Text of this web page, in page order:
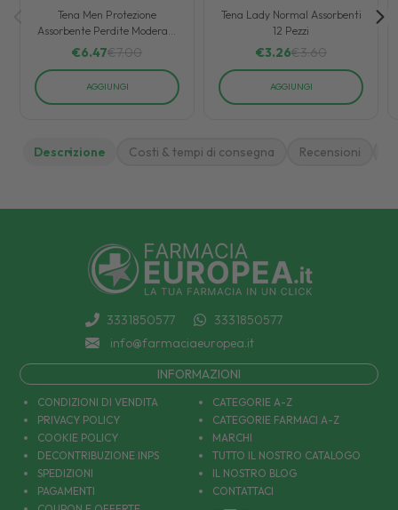
Tena Men Protezione
Assorbente Perdite Moderate
e Pesanti Livello 3 8 Pezzi
€6.47€7.00
AGGIUNGI
Tena Lady Normal Assorbenti
12 Pezzi
€3.26€3.60
AGGIUNGI
Descrizione Costi & tempi di consegna Recensioni
3331850577
3331850577
info@farmaciaeuropea.it
INFORMAZIONI
CONDIZIONI DI VENDITA
PRIVACY POLICY
COOKIE POLICY
DECONTRIBUZIONE INPS
SPEDIZIONI
PAGAMENTI
CATEGORIE A-Z
CATEGORIE FARMACI A-Z
MARCHI
TUTTO IL NOSTRO CATALOGO
IL NOSTRO BLOG
CONTATTACI